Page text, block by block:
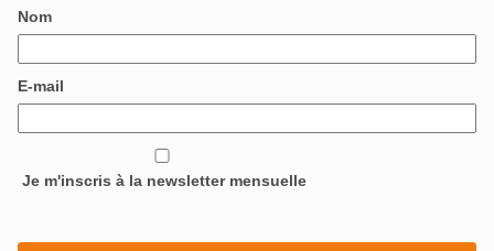
Nom
E-mail
Je m'inscris à la newsletter mensuelle